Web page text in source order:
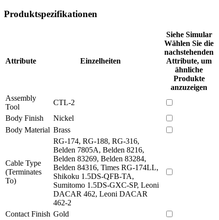
Produktspezifikationen
Attribute Einzelheiten
Siehe Simular
Wählen Sie die
nachstehenden
Attribute, um
ähnliche
Produkte
anzuzeigen
Assembly
Tool
CTL-2
Body Finish
Nickel
Body Material Brass
Cable Type
(Terminates
To)
RG-174, RG-188, RG-316,
Belden 7805A, Belden 8216,
Belden 83269, Belden 83284,
Belden 84316, Times RG-174LL,
Shikoku 1.5DS-QFB-TA,
Sumitomo 1.5DS-GXC-SP, Leoni
DACAR 462, Leoni DACAR
462-2
Contact Finish Gold